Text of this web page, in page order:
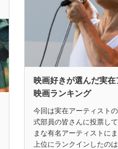
映画好きが選んだ実
映画ランキング
今回は実在アーティスト
式部員の皆さんに投票し
まな有名アーティストに
上位にランクインしたの